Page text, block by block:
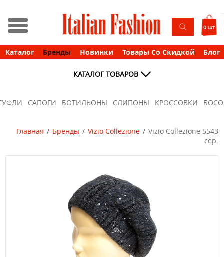
Каталог Бренды Новинки Товары Со Скидкой Блог
0 шт
КАТАЛОГ ТОВАРОВ
САПОГИ БОТИЛЬОНЫ СЛИПОНЫ КРОССОВКИ
Главная Бренды Vizio Collezione
Vizio Collezione 5543
сер.